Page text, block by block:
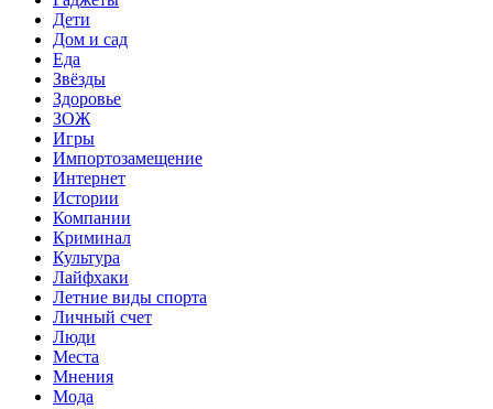
Дети
Дом и сад
Еда
Звёзды
Здоровье
ЗОЖ
Игры
Импортозамещение
Интернет
Истории
Компании
Криминал
Культура
Лайфхаки
Летние виды спорта
Личный счет
Люди
Места
Мнения
Мода